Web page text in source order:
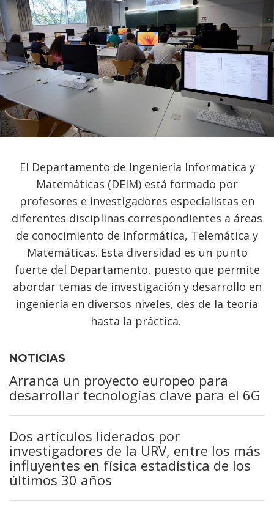
El Departamento de Ingeniería Informática y
Matemáticas (DEIM) está formado por
profesores e investigadores especialistas en
diferentes disciplinas correspondientes a áreas
de conocimiento de Informática, Telemática y
Matemáticas. Esta diversidad es un punto
fuerte del Departamento, puesto que permite
abordar temas de investigación y desarrollo en
ingeniería en diversos niveles, des de la teoria
hasta la práctica.
NOTICIAS
Arranca un proyecto europeo para
desarrollar tecnologías clave para el 6G
Dos artículos liderados por
investigadores de la URV, entre los más
influyentes en física estadística de los
últimos 30 años